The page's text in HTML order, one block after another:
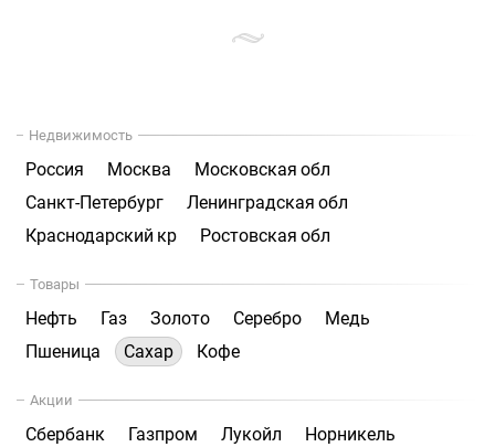
Недвижимость
Россия Москва
Московская обл
Санкт-Петербург
Ленинградская обл
Краснодарский кр
Ростовская обл
Товары
Нефть Газ Золото Серебро
Медь
Пшеница
Сахар Кофе
Акции
Сбербанк Газпром Лукойл
Норникель